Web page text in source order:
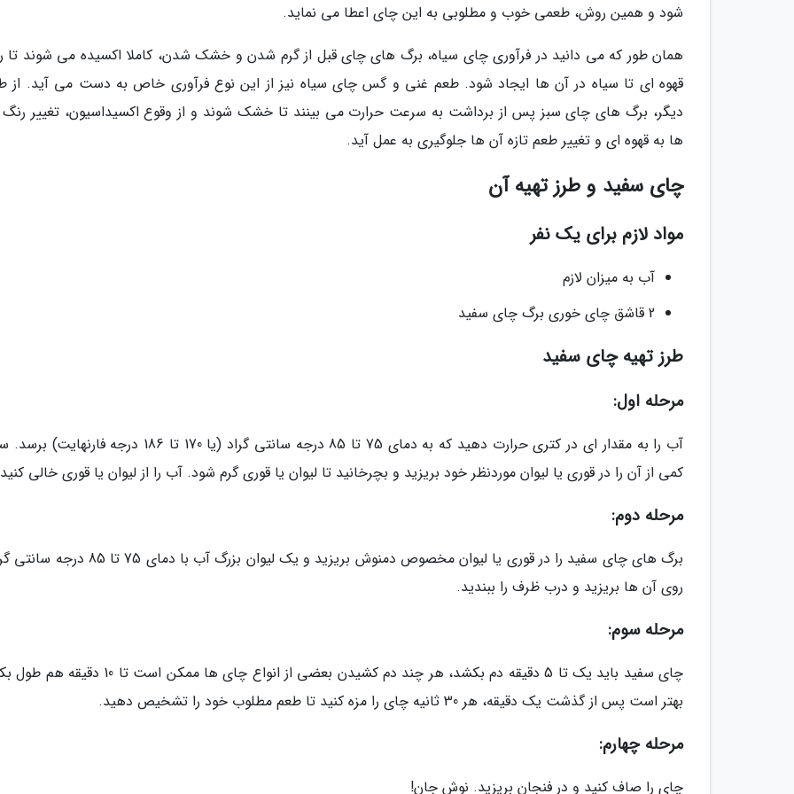
شود و همین روش، طعمی خوب و مطلوبی به این چای اعطا می نماید.
همان طور که می دانید در فرآوری چای سیاه، برگ های چای قبل از گرم شدن و خشک شدن، کاملا اکسیده می شوند تا
قهوه ای تا سیاه در آن ها ایجاد شود. طعم غنی و گس چای سیاه نیز از این نوع فرآوری خاص به دست می آید. از
دیگر، برگ های چای سبز پس از برداشت به سرعت حرارت می بینند تا خشک شوند و از وقوع اکسیداسیون، تغییر
ها به قهوه ای و تغییر طعم تازه آن ها جلوگیری به عمل آید.
چای سفید و طرز تهیه آن
مواد لازم برای یک نفر
آب به میزان لازم
2 قاشق چای خوری برگ چای سفید
طرز تهیه چای سفید
مرحله اول:
آب را به مقدار ای در کتری حرارت دهید که به دمای 75 تا 85 درجه سانتی گراد (یا 170 تا 186
کمی از آن را در قوری یا لیوان موردنظر خود بریزید و بچرخانید تا لیوان یا قوری گرم شود. آب را از لیوان یا قوری خالی
مرحله دوم:
برگ های چای سفید را در قوری یا لیوان مخصوص دمنوش بریزید و یک لیوان بزرگ آب با
روی آن ها بریزید و درب ظرف را ببندید.
مرحله سوم:
چای سفید باید یک تا 5 دقیقه دم بکشد، هر چند دم کشیدن بعضی از انواع چای ها ممکن
بهتر است پس از گذشت یک دقیقه، هر 30 ثانیه چای را مزه کنید تا طعم مطلوب خود را تشخیص دهید.
مرحله چهارم:
چای را صاف کنید و در فنجان بریزید. نوش جان!